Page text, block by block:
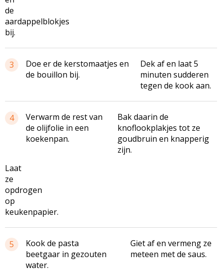
de
aardappelblokjes
bij.
3
Doe er de kerstomaatjes en
de bouillon bij.
Dek af en laat 5
minuten sudderen
tegen de kook aan.
4
Verwarm de rest van
de olijfolie in een
koekenpan.
Bak daarin de
knoflookplakjes tot ze
goudbruin en knapperig
zijn.
Laat
ze
opdrogen
op
keukenpapier.
5
Kook de pasta
beetgaar in gezouten
water.
Giet af en vermeng ze
meteen met de saus.